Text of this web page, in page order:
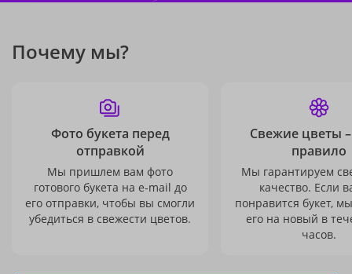
Почему мы?
Фото букета перед
отправкой
Мы пришлем вам фото
готового букета на e-mail до
его отправки, чтобы вы смогли
убедиться в свежести цветов.
Свежие цветы
правило
Мы гарантируем
качество. Если
понравится букет,
его на новый в
часов.